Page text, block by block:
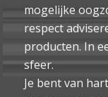
mogelijke
respect
producten. In
sfeer.
Je bent van